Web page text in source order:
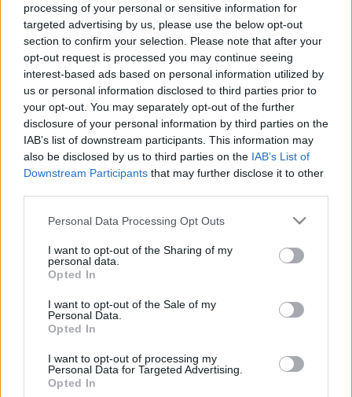
processing of your personal or sensitive information for
targeted advertising by us, please use the below opt-out
section to confirm your selection. Please note that after your
opt-out request is processed you may continue seeing
interest-based ads based on personal information utilized by
us or personal information disclosed to third parties prior to
your opt-out. You may separately opt-out of the further
disclosure of your personal information by third parties on the
IAB’s list of downstream participants. This information may
also be disclosed by us to third parties on the IAB’s List of
Downstream Participants that may further disclose it to other
Please note that this website/app uses one or more Google
not limited to your visit or usage behaviour. You may click to
grant or deny consent to Google and its third-party tags to
use your data for below specified purposes in below Google
consent section.
Personal Data Processing Opt Outs
I want to opt-out of the Sharing of my
personal data.
Opted In
I want to opt-out of the Sale of my
Personal Data.
Opted In
I want to opt-out of processing my
Personal Data for Targeted Advertising.
Opted In
A bőr, amelyben élek
(La piel que habito / The Skin I Live In)
Filmelőzetes
színes, feliratos, spanyol filmdráma, 120 perc, 2011
rendező:Pedro Almodóvar
forgatókönyvíró:Pedro Almodóvar,Thierry Jonquet
producer:Pedro Almodóvar
José Salcedo
szereplő(k):
Antonio Banderas
Blanca Suárez
Marisa Paredes